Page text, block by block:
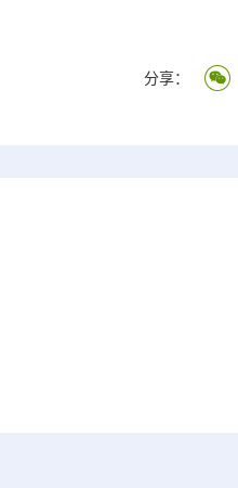
分享：